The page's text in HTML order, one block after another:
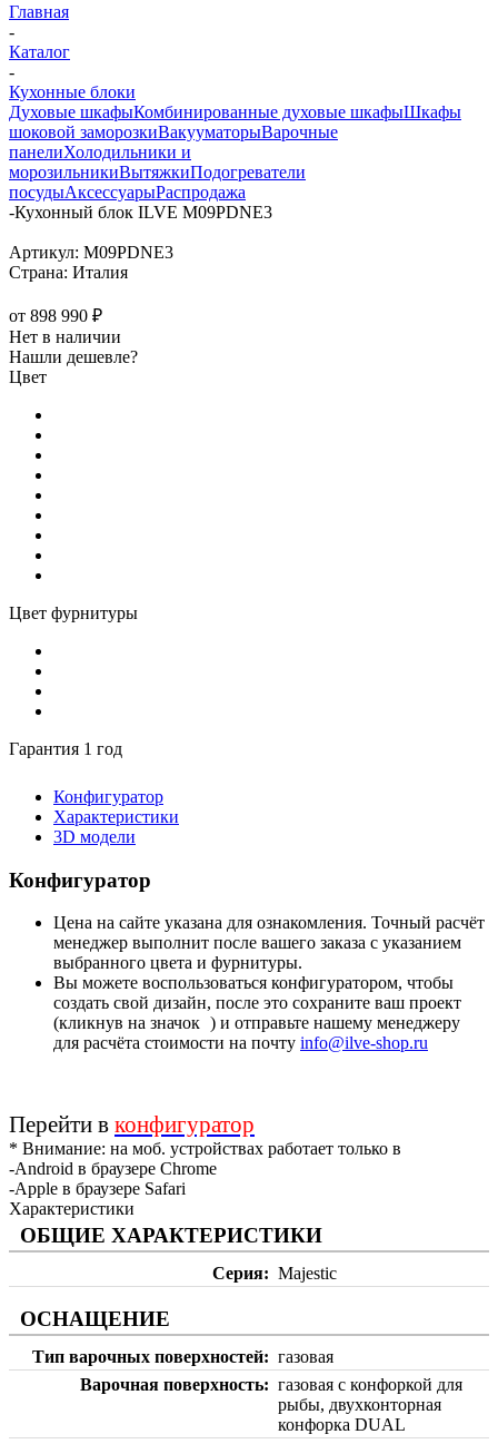
Главная
-
Каталог
-
Кухонные блоки
Духовые шкафыКомбинированные духовые шкафыШкафы
шоковой заморозкиВакууматорыВарочные
панелиХолодильники и
морозильникиВытяжкиПодогреватели
посудыАксессуарыРаспродажа
-Кухонный блок ILVE M09PDNE3
Артикул: M09PDNE3
Страна: Италия
от 898 990 ₽
Нет в наличии
Нашли дешевле?
Цвет
Цвет фурнитуры
Гарантия 1 год
Конфигуратор
Характеристики
3D модели
Конфигуратор
Цена на сайте указана для ознакомления. Точный расчёт
менеджер выполнит после вашего заказа с указанием
выбранного цвета и фурнитуры.
Вы можете воспользоваться конфигуратором, чтобы
создать свой дизайн, после это сохраните ваш проект
(кликнув на значок ) и отправьте нашему менеджеру
для расчёта стоимости на почту info@ilve-shop.ru
Перейти в конфигуратор
* Внимание: на моб. устройствах работает только в
-Android в браузере Chrome
-Apple в браузере Safari
Характеристики
ОБЩИЕ ХАРАКТЕРИСТИКИ
Серия Majestic
ОСНАЩЕНИЕ
Тип варочных поверхностей
газовая
Варочная поверхность
газовая с конфоркой для
рыбы, двухконторная
конфорка DUAL